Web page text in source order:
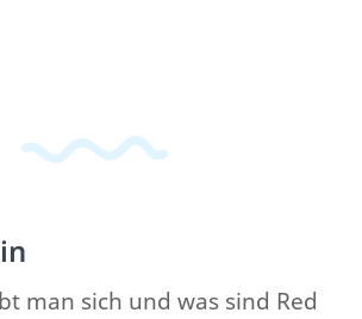
man sich und was sind Red